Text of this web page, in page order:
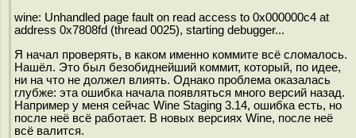
wine: Unhandled page fault on read access to 0x000000c4 at
address 0x7808fd (thread 0025), starting debugger...
Я начал проверять, в каком именно коммите всё сломалось.
Нашёл. Это был безобиднейший коммит, который, по идее,
ни на что не должел влиять. Однако проблема оказалась
глубже: эта ошибка начала появляться много версий назад.
Например у меня сейчас Wine Staging 3.14, ошибка есть, но
после неё всё работает. В новых версиях Wine, после неё
всё валится.